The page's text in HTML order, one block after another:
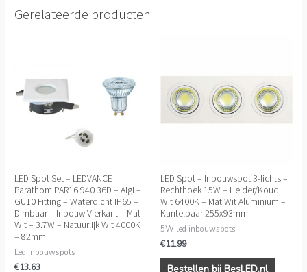
Gerelateerde producten
LED Spot Set – LEDVANCE
Parathom PAR16 940 36D – Aigi –
GU10 Fitting – Waterdicht IP65 –
Dimbaar – Inbouw Vierkant – Mat
Wit – 3.7W – Natuurlijk Wit 4000K
– 82mm
Led inbouwspots
€13.63
LED Spot – Inbouwspot 3-lichts –
Rechthoek 15W – Helder/Koud
Wit 6400K – Mat Wit Aluminium –
Kantelbaar 255x93mm
5W led inbouwspots
€11.99
Bestellen bij BesLED.nl